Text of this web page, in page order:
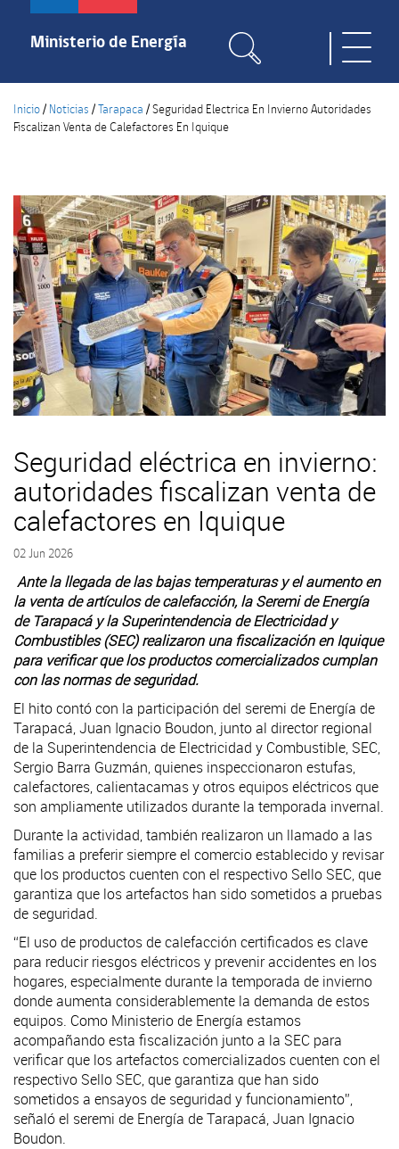
Pasar
contenido
Ministerio de Energía
Inicio/ Noticias /Tarapaca /Seguridad Electrica En Invierno Autoridades
Fiscalizan Venta de Calefactores En Iquique
Seguridad eléctrica en invierno:
autoridades fiscalizan venta de
calefactores en Iquique
02 Jun 2026
Ante la llegada de las bajas temperaturas y el aumento en
la venta de artículos de calefacción, la Seremi de Energía
de Tarapacá y la Superintendencia de Electricidad y
Combustibles (SEC) realizaron una fiscalización en Iquique
para verificar que los productos comercializados cumplan
con las normas de seguridad.
El hito contó con la participación del seremi de Energía de
Tarapacá, Juan Ignacio Boudon, junto al director regional
de la Superintendencia de Electricidad y Combustible, SEC,
Sergio Barra Guzmán, quienes inspeccionaron estufas,
calefactores, calientacamas y otros equipos eléctricos que
son ampliamente utilizados durante la temporada invernal.
Durante la actividad, también realizaron un llamado a las
familias a preferir siempre el comercio establecido y revisar
que los productos cuenten con el respectivo Sello SEC, que
garantiza que los artefactos han sido sometidos a pruebas
de seguridad.
“El uso de productos de calefacción certificados es clave
para reducir riesgos eléctricos y prevenir accidentes en los
hogares, especialmente durante la temporada de invierno
donde aumenta considerablemente la demanda de estos
equipos. Como Ministerio de Energía estamos
acompañando esta fiscalización junto a la SEC para
verificar que los artefactos comercializados cuenten con el
respectivo Sello SEC, que garantiza que han sido
sometidos a ensayos de seguridad y funcionamiento”,
señaló el seremi de Energía de Tarapacá, Juan Ignacio
Boudon.